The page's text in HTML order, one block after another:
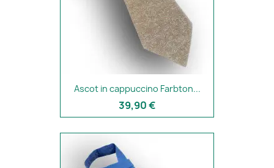
Ascot in cappuccino Farbton...
39,90 €